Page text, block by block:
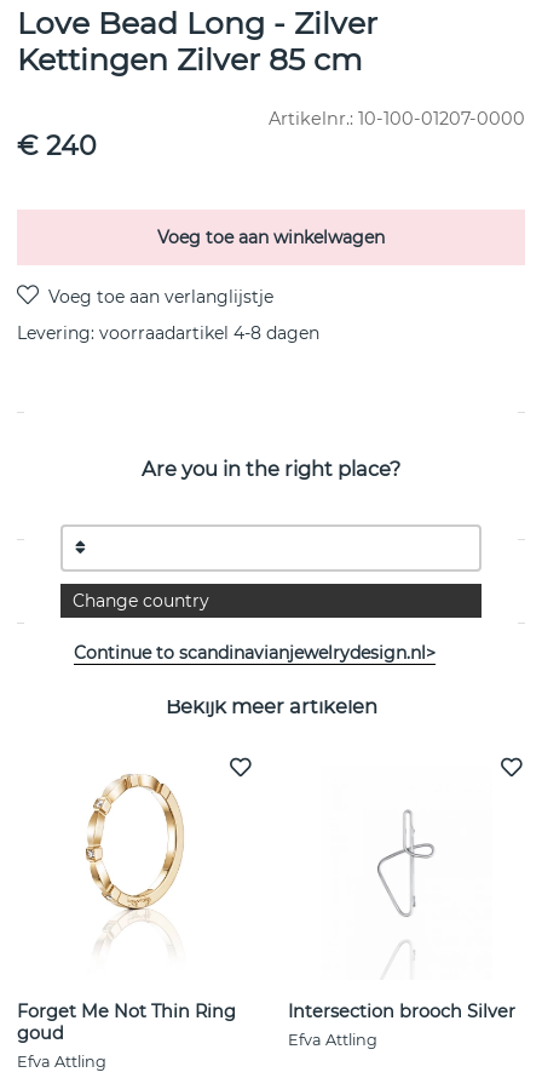
Love Bead Long - Zilver
Kettingen Zilver 85 cm
Artikelnr.: 10-100-01207-0000
€ 240
Voeg toe aan winkelwagen
Levering: voorraadartikel 4-8 dagen
EIGENSCHAPPEN
Bekijk meer artikelen
Forget Me Not Thin Ring
goud
Efva Attling
Intersection brooch Silver
Efva Attling
Are you in the right place?
Change country
Continue to scandinavianjewelrydesign.nl>